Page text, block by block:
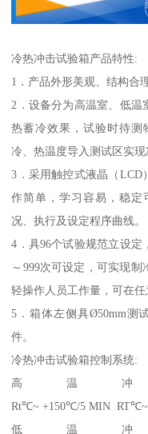
冷热冲击试验箱产品特性:
1．产品外形美观、结构合
2．设备分为高温室、低温
热蓄冷效果，试验时待
冷、热温度导入测试区实现
3．采用触控式液晶（LCD
作简单，学习容易，稳
况、执行及设定程序曲线。
4．具96个试验规范立设定
～999次可设定，可实现
轻操作人员工作量，可在
5．箱体左侧具Ø50mm测
件。
冷热冲击试验箱控制系统:
高温
Rt℃~ +150℃/5 MIN
低温